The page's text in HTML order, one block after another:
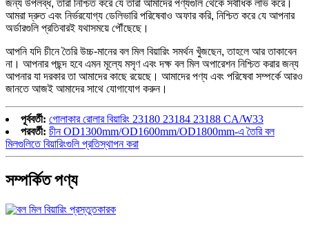
জন্য উপলব্ধ, তারা নিশ্চিত করে যে তারা আমাদের পণ্যগুলি থেকে সর্বাধিক লাভ করে।
আমরা দ্রুত এবং নির্ভরযোগ্য ডেলিভারি পরিষেবাও অফার করি, নিশ্চিত করে যে আপনার
অর্ডারগুলি প্রতিবারই যথাসময়ে পৌঁছেছে।
আপনি যদি চীনে তৈরি উচ্চ-মানের বল মিল বিয়ারিং সমর্থন খুঁজছেন, তাহলে আর তাকাবেন
না। আপনার পছন্দ হবে এমন মূল্যে মসৃণ এবং দক্ষ বল মিল অপারেশন নিশ্চিত করার জন্য
আপনার যা দরকার তা আমাদের কাছে রয়েছে। আমাদের পণ্য এবং পরিষেবা সম্পর্কে আরও
জানতে আজই আমাদের সাথে যোগাযোগ করুন।
পূর্ববর্তী: গোলাকার রোলার বিয়ারিং 23180 23184 23188 CA/W33
পরবর্তী: চীন OD1300mm/OD1600mm/OD1800mm-এ তৈরি বল
মিলগুলিতে বিয়ারিংগুলি প্রতিস্থাপন করা
সম্পর্কিত পণ্য